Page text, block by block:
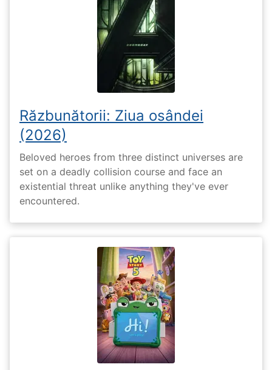
Răzbunătorii: Ziua osândei
(2026)
Beloved heroes from three distinct universes are
set on a deadly collision course and face an
existential threat unlike anything they've ever
encountered.